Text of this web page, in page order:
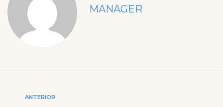
MANAGER
ANTERIOR